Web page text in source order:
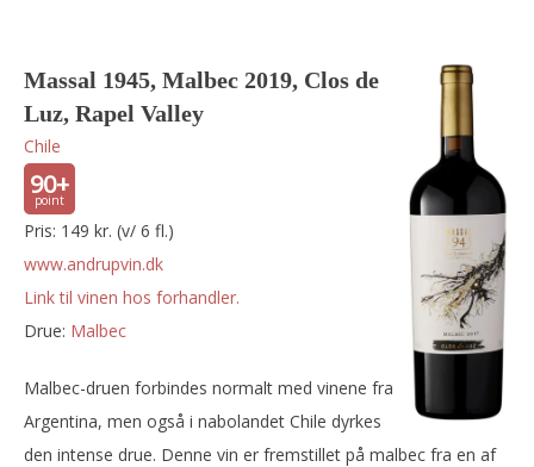
Massal 1945, Malbec 2019, Clos de
Luz, Rapel Valley
Chile
90+
Pris: 149 kr. (v/ 6 fl.)
www.andrupvin.dk
Link til vinen hos forhandler.
Drue:
malbec
Malbec-druen forbindes normalt med vinene fra
Argentina, men også i nabolandet Chile dyrkes
den intense drue. Denne vin er fremstillet på malbec fra en af